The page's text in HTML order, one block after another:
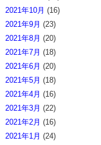
2021年10月 (16)
2021年9月 (23)
2021年8月 (20)
2021年7月 (18)
2021年6月 (20)
2021年5月 (18)
2021年4月 (16)
2021年3月 (22)
2021年2月 (16)
2021年1月 (24)